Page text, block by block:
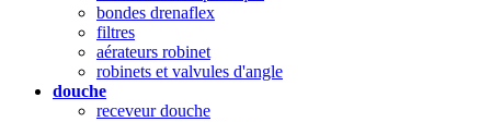
bondes drenaflex
filtres
aérateurs robinet
robinets et valvules d'angle
douche
receveur douche